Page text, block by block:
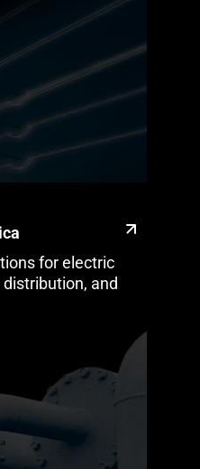
for electric
and